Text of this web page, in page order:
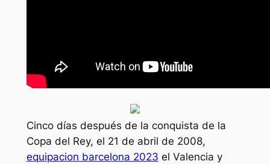
Cinco días después de la conquista de la
Copa del Rey, el 21 de abril de 2008,
equipacion barcelona 2023 el Valencia y